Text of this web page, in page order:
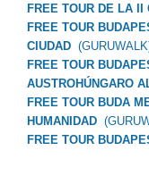
FREE TOUR DE LA II
FREE TOUR
CIUDAD
FREE TOUR
AUSTROHÚNGARO
FREE TOUR BUDA
HUMANIDAD
FREE TOUR